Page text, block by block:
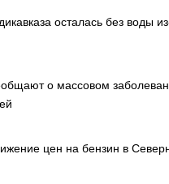
осталась без воды
о массовом
цен на бензин в